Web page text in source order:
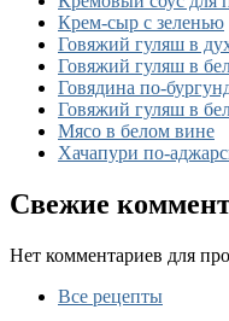
Крем-сыр с зеленью
Говяжий гуляш в
Говяжий гуляш в
Говядина по-
Говяжий гуляш в
Мясо в белом вине
Хачапури по-
Свежие
Нет комментариев для
Все рецепты